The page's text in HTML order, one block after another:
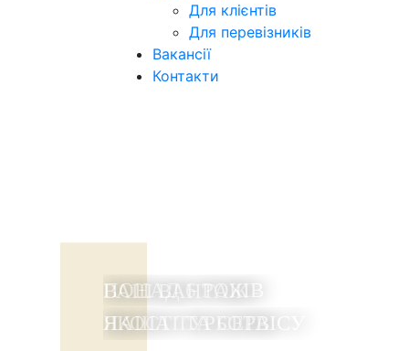
Для клієнтів
Для перевізників
Вакансії
Контакти
НАША ТУРБОТА
ВАШ ВАНТАЖ -
ЯКОСТІ ТА СЕРВІСУ
ПОНАД 6 РОКІВ